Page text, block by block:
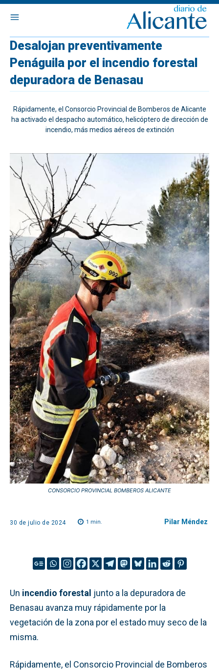
Desalojan preventivamente
Penáguila por el incendio forestal
depuradora de Benasau
Rápidamente, el Consorcio Provincial de Bomberos de Alicante
ha activado el despacho automático, helicóptero de dirección de
incendio, más medios aéreos de extinción
CONSORCIO PROVINCIAL BOMBEROS ALICANTE
30 de julio de 2024 1 min. Pilar Méndez
Un incendio forestal junto a la depuradora de
Benasau avanza muy rápidamente por la
vegetación de la zona por el estado muy seco de la
misma.
Rápidamente, el Consorcio Provincial de Bomberos